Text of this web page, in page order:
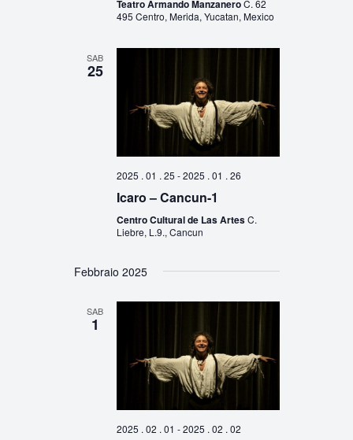
Teatro Armando ManzaneroC. 62
495 Centro, Merida, Yucatan, Mexico
SAB
25
2025 . 01 . 25 -2025 . 01 . 26
Icaro – Cancun-1
Centro Cultural de Las ArtesC.
Liebre, L.9., Cancun
Febbraio 2025
SAB
1
2025 . 02 . 01 -2025 . 02 . 02